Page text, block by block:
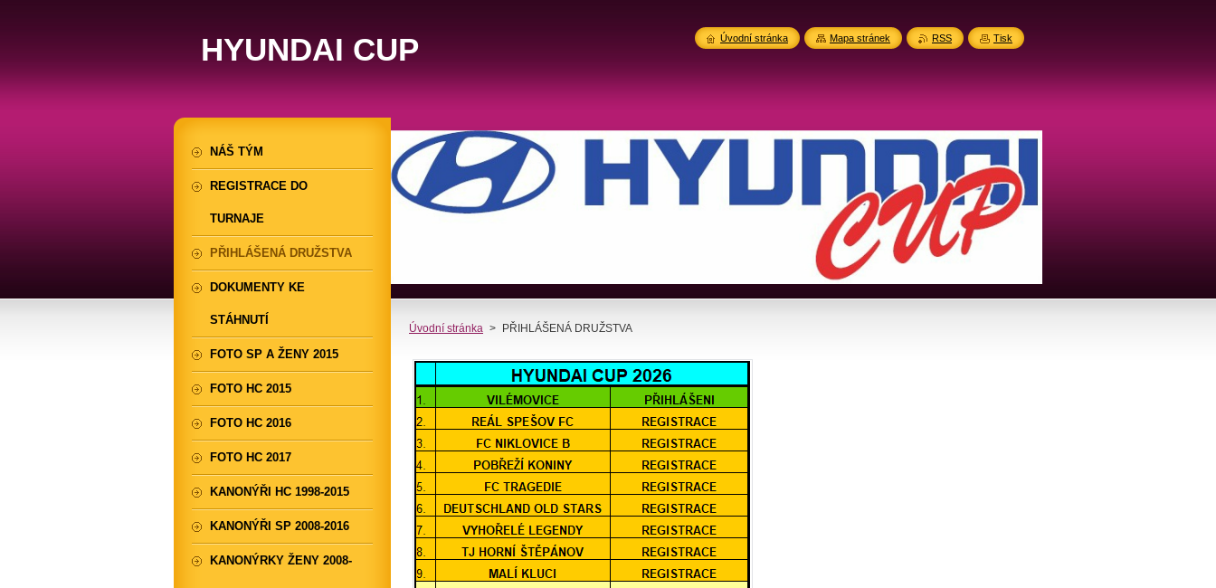
HYUNDAI CUP
Úvodní stránka > PŘIHLÁŠENÁ DRUŽSTVA
NÁŠ TÝM
REGISTRACE DO
TURNAJE
PŘIHLÁŠENÁ DRUŽSTVA
DOKUMENTY KE
STÁHNUTÍ
FOTO SP A ŽENY 2015
FOTO HC 2015
FOTO HC 2016
FOTO HC 2017
KANONÝŘI HC 1998-2015
KANONÝŘI SP 2008-2016
KANONÝRKY ŽENY 2008-
Úvodní stránka Mapa stránek RSS Tisk